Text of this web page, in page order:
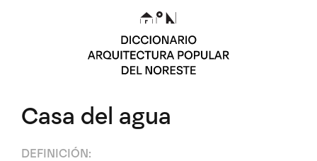
Casa del agua
DEFINICIÓN: